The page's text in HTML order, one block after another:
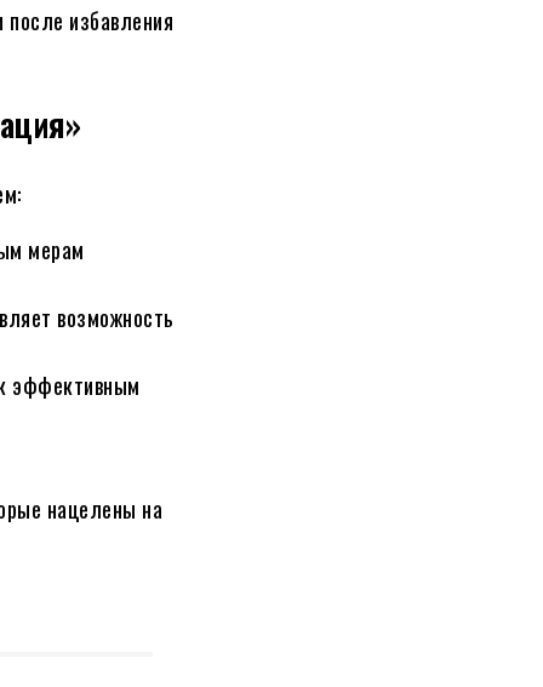
избавления
мерам
возможность
эффективным
нацелены на